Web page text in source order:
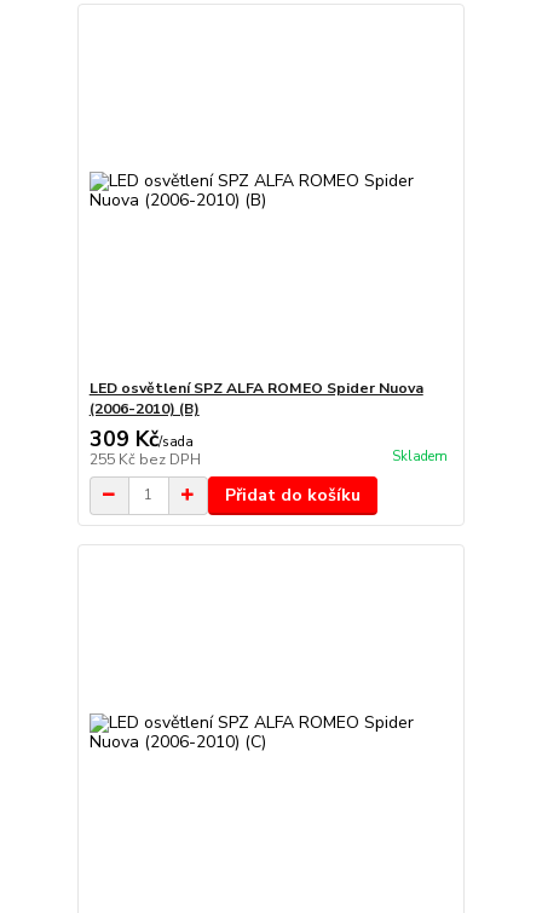
LED osvětlení SPZ ALFA ROMEO Spider Nuova
(2006-2010) (B)
309 Kč/sada
255 Kč bez DPH Skladem
Přidat do košíku